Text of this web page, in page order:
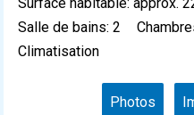
Salle de bains: 2
Climatisation
Photos